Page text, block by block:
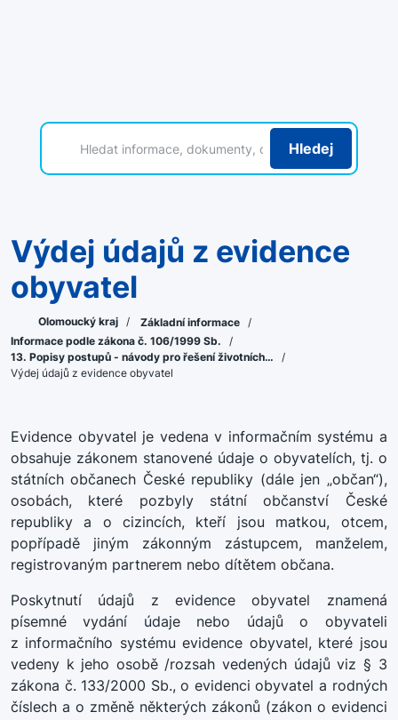
Hledej
Výdej údajů z evidence
obyvatel
Olomoucký kraj / Základní informace /
Informace podle zákona č. 106/1999 Sb.
/
13. Popisy postupů - návody pro řešení životních…
/
Výdej údajů z evidence obyvatel
Evidence obyvatel je vedena v informačním systému a
obsahuje zákonem stanovené údaje o obyvatelích, tj. o
státních občanech České republiky (dále jen „občan“),
osobách, které pozbyly státní občanství České
republiky a o cizincích, kteří jsou matkou, otcem,
popřípadě jiným zákonným zástupcem, manželem,
registrovaným partnerem nebo dítětem občana.
Poskytnutí údajů z evidence obyvatel znamená
písemné vydání údaje nebo údajů o obyvateli
z informačního systému evidence obyvatel, které jsou
vedeny k jeho osobě /rozsah vedených údajů viz § 3
zákona č. 133/2000 Sb., o evidenci obyvatel a rodných
číslech a o změně některých zákonů (zákon o evidenci